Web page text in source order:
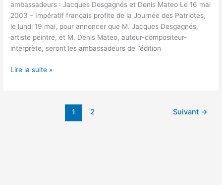
ambassadeurs : Jacques Desgagnés et Denis Mateo Le 16 mai
2003 – Impératif français profite de la Journée des Patriotes,
le lundi 19 mai, pour annoncer que M. Jacques Desgagnés,
artiste peintre, et M. Denis Mateo, auteur-compositeur-
interprète, seront les ambassadeurs de l’édition
Lire la suite »
1 2 Suivant →